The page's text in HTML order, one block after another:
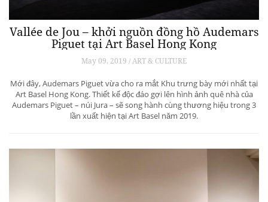
Vallée de Jou – khởi nguồn đồng hồ Audemars
Piguet tại Art Basel Hong Kong
May 09, 2019 / ART & CULTURE
Mới đây, Audemars Piguet vừa cho ra mắt Khu trưng bày mới nhất tại
Art Basel Hong Kong. Thiết kế độc đáo gợi lên hình ảnh quê nhà của
Audemars Piguet – núi Jura – sẽ song hành cùng thương hiệu trong 3
lần xuất hiện tại Art Basel năm 2019.